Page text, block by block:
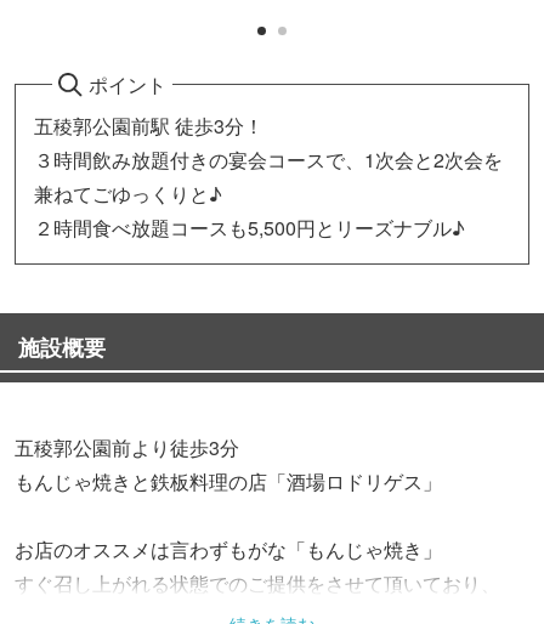
ポイント
五稜郭公園前駅 徒歩3分！
３時間飲み放題付きの宴会コースで、1次会と2次会を
兼ねてごゆっくりと♪
２時間食べ放題コースも5,500円とリーズナブル♪
施設概要
五稜郭公園前より徒歩3分
もんじゃ焼きと鉄板料理の店「酒場ロドリゲス」
お店のオススメは言わずもがな「もんじゃ焼き」
すぐ召し上がれる状態でのご提供をさせて頂いており、
そのまま食べても良し、少し焦がして食べて良しです♪